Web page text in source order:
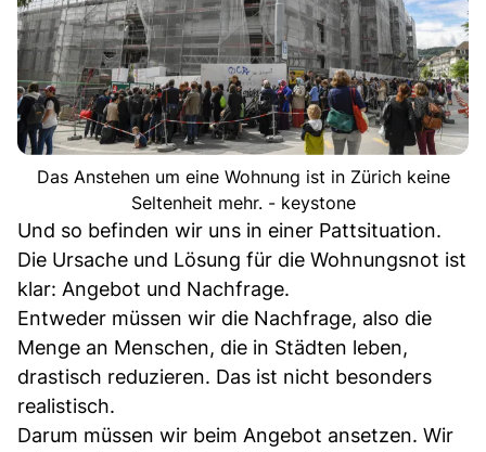
Das Anstehen um eine Wohnung ist in Zürich keine
Seltenheit mehr. - keystone
Und so befinden wir uns in einer Pattsituation.
Die Ursache und Lösung für die Wohnungsnot ist
klar: Angebot und Nachfrage.
Entweder müssen wir die Nachfrage, also die
Menge an Menschen, die in Städten leben,
drastisch reduzieren. Das ist nicht besonders
realistisch.
Darum müssen wir beim Angebot ansetzen. Wir